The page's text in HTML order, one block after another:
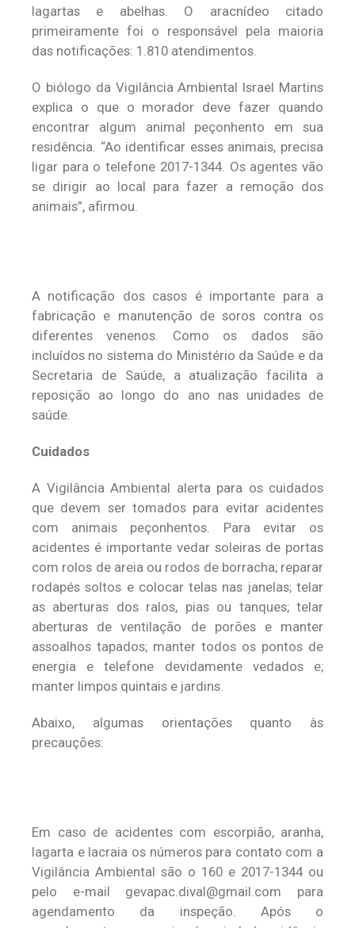
lagartas e abelhas. O aracnídeo citado
primeiramente foi o responsável pela maioria
das notificações: 1.810 atendimentos.
O biólogo da Vigilância Ambiental Israel Martins
explica o que o morador deve fazer quando
encontrar algum animal peçonhento em sua
residência. “Ao identificar esses animais, precisa
ligar para o telefone 2017-1344. Os agentes vão
se dirigir ao local para fazer a remoção dos
animais”, afirmou.
A notificação dos casos é importante para a
fabricação e manutenção de soros contra os
diferentes venenos. Como os dados são
incluídos no sistema do Ministério da Saúde e da
Secretaria de Saúde, a atualização facilita a
reposição ao longo do ano nas unidades de
saúde.
Cuidados
A Vigilância Ambiental alerta para os cuidados
que devem ser tomados para evitar acidentes
com animais peçonhentos. Para evitar os
acidentes é importante vedar soleiras de portas
com rolos de areia ou rodos de borracha; reparar
rodapés soltos e colocar telas nas janelas; telar
as aberturas dos ralos, pias ou tanques; telar
aberturas de ventilação de porões e manter
assoalhos tapados; manter todos os pontos de
energia e telefone devidamente vedados e;
manter limpos quintais e jardins.
Abaixo, algumas orientações quanto às
precauções:
Em caso de acidentes com escorpião, aranha,
lagarta e lacraia os números para contato com a
Vigilância Ambiental são o 160 e 2017-1344 ou
pelo e-mail gevapac.dival@gmail.com para
agendamento da inspeção. Após o